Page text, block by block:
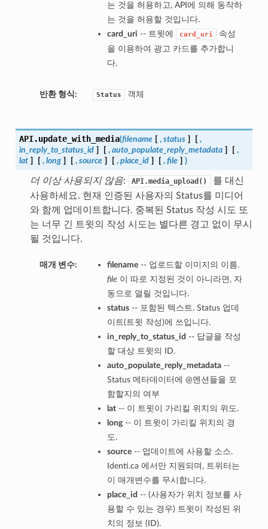
는 것을 허용하고, API에 의해 동작하
는 것을 허용할 것입니다.
card_uri -- 트윗에 card_uri
속성
을 이용하여 광고 카드를 추가합니
다.
반환 형식: Status 객체
API.update_with_media(filename [ , status ] [ ,
in_reply_to_status_id ] [ , auto_populate_reply_metadata ] [ ,
lat ] [ , long ] [ , source ] [ , place_id ] [ , file ] )
더 이상 사용되지 않음: API.media_upload()
를 대신
사용하세요. 현재 인증된 사용자의 Status를 미디어
와 함께 업데이트합니다. 중복된 Status 작성 시도 또
는 너무 긴 트윗의 작성 시도는 별다른 경고 없이 무시
될 것입니다.
매개 변수: filename-- 업로드할 이미지의 이름.
file 이 따로 지정된 것이 아니라면, 자
동으로 열릴 것입니다.
status-- 포함된 텍스트. Status 업데
이트(트윗 작성)에 쓰입니다.
in_reply_to_status_id -- 답글을 작성
할 대상 트윗의 ID.
auto_populate_reply_metadata--
Status 메타데이터에 @멘션들을 포
함할지의 여부
lat-- 이 트윗이 가리킬 위치의 위도.
long-- 이 트윗이 가리킬 위치의 경
도.
source-- 업데이트에 사용할 소스.
Identi.ca 에서만 지원되며, 트위터는
이 매개변수를 무시합니다.
place_id -- (사용자가 위치 정보를 사
용할 수 있는 경우) 트윗이 작성된 위
치의 정보 (ID).